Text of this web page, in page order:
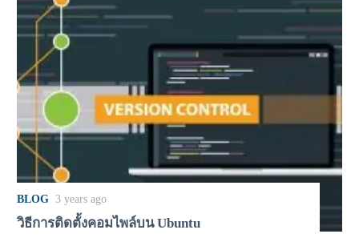
BLOG 3 years ago
วิธีการติดตั้งคอมไพล์บน Ubuntu